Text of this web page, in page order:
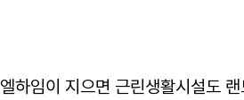
엘하임이 지으면 근린생활시설도